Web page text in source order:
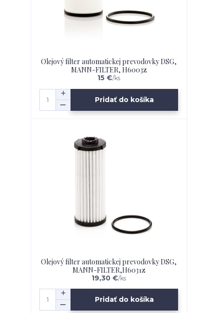
Olejový filter automatickej prevodovky DSG,
MANN-FILTER, H6003z
15 €/ks
Pridať do košíka
Olejový filter automatickej prevodovky DSG,
MANN-FILTER,H6031z
19,30 €/ks
Pridať do košíka